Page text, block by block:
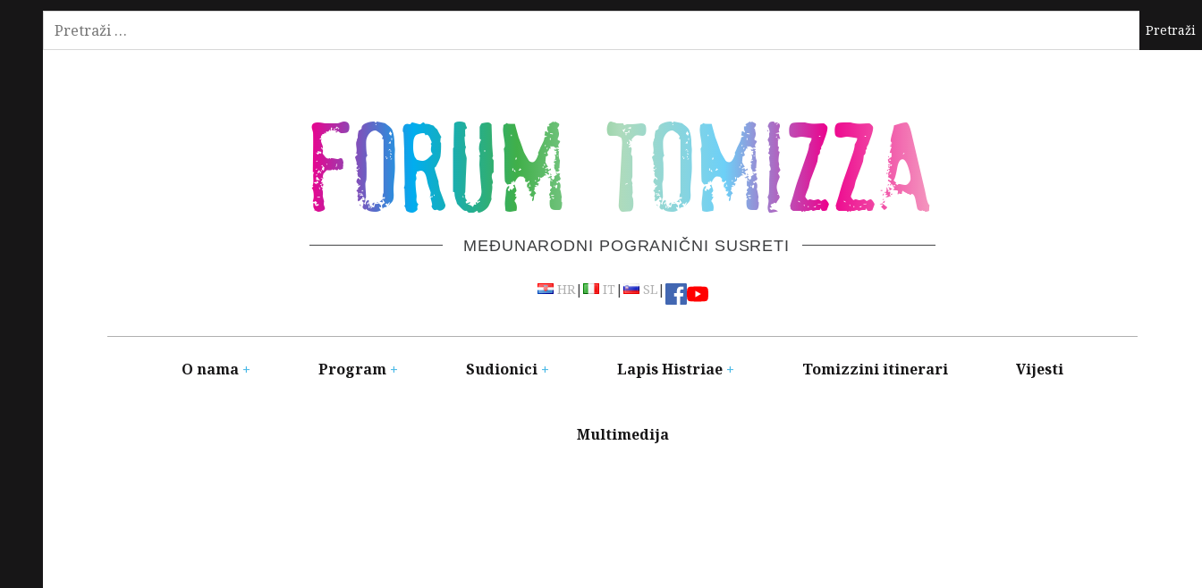
Pretraži:
Skip
FORUM TOMIZZA
MEĐUNARODNI POGRANIČNI SUSRETI
HR| IT | SL|
O nama Program Sudionici Lapis Histriae Tomizzini itinerari Vijesti
Multimedija